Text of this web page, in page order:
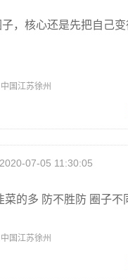
，核心还是先把自己
国江苏徐州
2020-07-05 11:30:05
菜的多 防不胜防 圈子不
国江苏徐州